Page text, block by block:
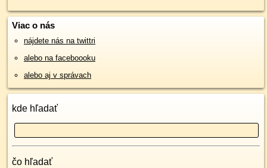
Viac o nás
nájdete nás na twittri
alebo na faceboooku
alebo aj v správach
kde hľadať
čo hľadať